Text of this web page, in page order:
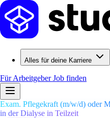
Alles für deine Karriere
Für ArbeitgeberJob finden
Exam. Pflegekraft (m/w/d) oder
in der Dialyse in Teilzeit